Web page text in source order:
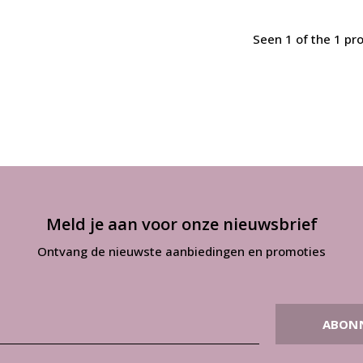
Seen 1 of the 1
Meld je aan voor onze nieuwsbrief
Ontvang de nieuwste aanbiedingen en promoties